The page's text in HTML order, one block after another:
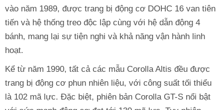
vào năm 1989, được trang bị động cơ DOHC 16 van tiên
tiến và hệ thống treo độc lập cùng với hệ dẫn động 4
bánh, mang lại sự tiện nghi và khả năng vận hành linh
hoạt.
Kể từ năm 1990, tất cả các mẫu Corolla Altis đều được
trang bị động cơ phun nhiên liệu, với công suất tối thiểu
là 102 mã lực. Đặc biệt, phiên bản Corolla GT-S nổi bật